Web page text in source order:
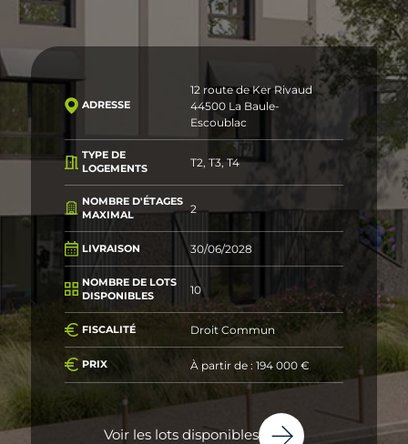
ADRESSE
12 route de Ker Rivaud
44500 La Baule-
Escoublac
TYPE DE
LOGEMENTS
T2, T3, T4
NOMBRE D'ÉTAGES
MAXIMAL
2
LIVRAISON 30/06/2028
NOMBRE DE LOTS
DISPONIBLES
10
FISCALITÉ Droit Commun
PRIX À partir de : 194 000 €
Voir les lots disponibles